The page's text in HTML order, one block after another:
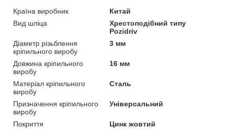
Країна виробник
Китай
Вид шліца
Хрестоподібний типу
Pozidriv
Діаметр різьблення
кріпильного виробу
3 мм
Довжина кріпильного
виробу
16 мм
Матеріал кріпильного
виробу
Сталь
Призначення кріпильного
виробу
Універсальний
Покриття
Цинк жовтий